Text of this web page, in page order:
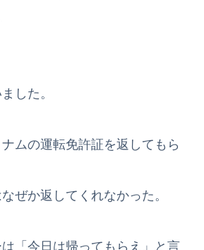
した。
ムの運転免許証を返してもら
ぜか返してくれなかった。
「今日は帰ってもらえ」と言